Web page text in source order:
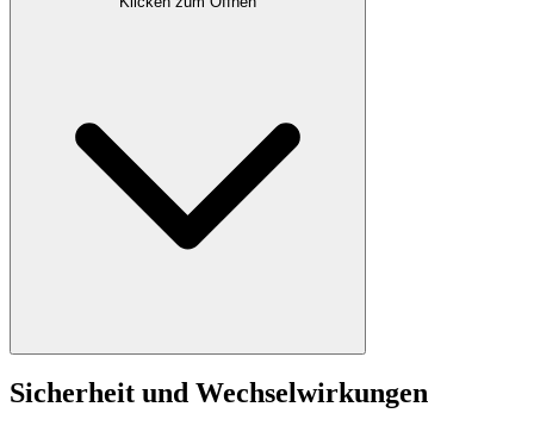
Sicherheit und Wechselwirkungen